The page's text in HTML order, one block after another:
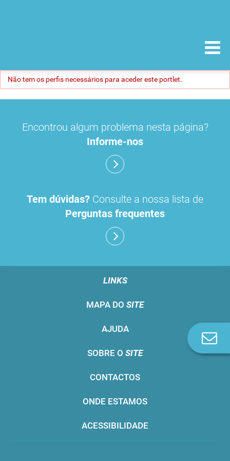
Não tem os perfis necessários para aceder este portlet.
Encontrou algum problema nesta página?
Informe-nos
Tem dúvidas? Consulte a nossa lista de
Perguntas frequentes
LINKS
MAPA DO SITE
AJUDA
SOBRE O SITE
CONTACTOS
ONDE ESTAMOS
ACESSIBILIDADE